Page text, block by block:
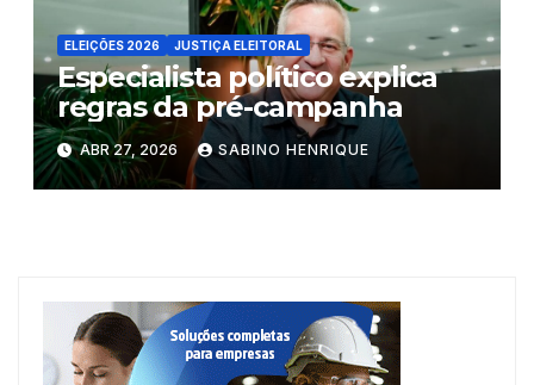
ELEIÇÕES 2026 JUSTIÇA ELEITORAL
Especialista político explica
regras da pré-campanha
ABR 27, 2026 SABINO HENRIQUE